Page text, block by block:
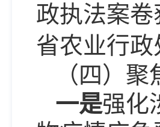
政执法案
省农业行
（四）
一是强化